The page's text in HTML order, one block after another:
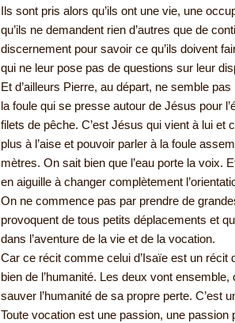
Ils sont pris alors qu’ils ont une vie, une
qu’ils ne demandent rien d’autres que de
discernement pour savoir ce qu’ils doivent
qui ne leur pose pas de questions sur leur
Et d’ailleurs Pierre, au départ, ne semble
la foule qui se presse autour de Jésus pour
filets de pêche. C’est Jésus qui vient à lui
plus à l’aise et pouvoir parler à la foule
mètres. On sait bien que l’eau porte la voix.
en aiguille à changer complètement
On ne commence pas par prendre de
provoquent de tous petits déplacements et
dans l’aventure de la vie et de la vocation.
Car ce récit comme celui d’Isaïe est un
bien de l’humanité. Les deux vont
sauver l’humanité de sa propre perte. C’est
Toute vocation est une passion, une passion